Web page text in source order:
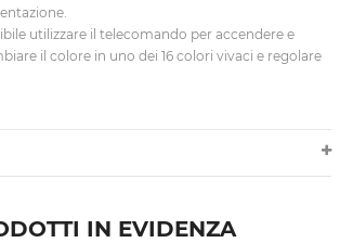
utilizzare il telecomando per accendere e
il colore in uno dei 16 colori vivaci e regolare
IN EVIDENZA